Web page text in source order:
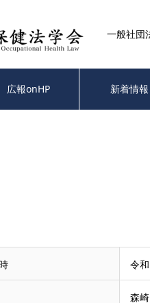
一般社団
広報onHP 新着情報
令
森